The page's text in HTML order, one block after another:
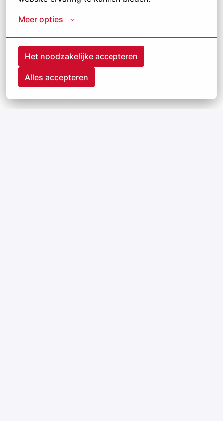
Meer opties
Het noodzakelijke accepteren
Alles accepteren
Hybride
Région Flamande Belgique
+11 plus